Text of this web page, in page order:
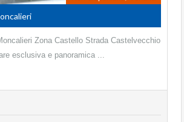
Zona Castello Strada Castelvecchio
esclusiva e panoramica ...